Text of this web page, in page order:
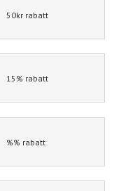
50kr rabatt
15% rabatt
%% rabatt